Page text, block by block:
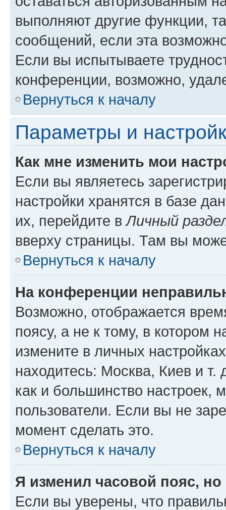
выполняют другие функции,
сообщений, если эта
Если вы испытываете
конференции, возможно,
Вернуться к началу
Параметры и
Как мне изменить мои
Если вы являетесь
настройки хранятся в базе
их, перейдите вЛичный
вверху страницы. Там вы
Вернуться к началу
На конференции
Возможно, отображается
поясу, а не к тому, в котором
измените в личных
находитесь: Москва, Киев и т.
как и большинство настроек,
пользователи. Если вы не
момент сделать это.
Вернуться к началу
Я изменил часовой пояс,
Если вы уверены, что